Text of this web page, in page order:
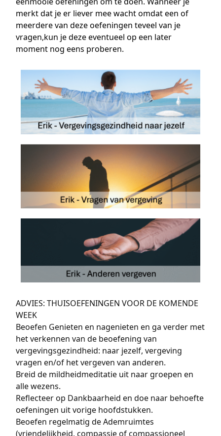
merkt dat je er liever mee wacht omdat een of
meerdere van deze oefeningen teveel van je
vragen,kun je deze eventueel op een later
moment nog eens proberen.
ADVIES: THUISOEFENINGEN VOOR DE KOMENDE
WEEK
Beoefen Genieten en nagenieten en ga verder met
het verkennen van de beoefening van
vergevingsgezindheid: naar jezelf, vergeving
vragen en/of het vergeven van anderen.
Breid de mildheidmeditatie uit naar groepen en
alle wezens.
Reflecteer op Dankbaarheid en doe naar behoefte
oefeningen uit vorige hoofdstukken.
Beoefen regelmatig de Ademruimtes
(vriendelijkheid, compassie of compassioneel